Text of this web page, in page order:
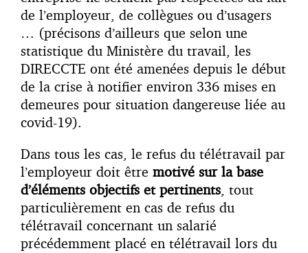
de l’employeur, de collègues ou d’usagers
… (précisons d’ailleurs que selon une
statistique du Ministère du travail, les
DIRECCTE ont été amenées depuis le début
de la crise à notifier environ 336 mises en
demeures pour situation dangereuse liée au
covid-19).
Dans tous les cas, le refus du télétravail par
l’employeur doit être motivé sur la base
d’éléments objectifs et pertinents, tout
particulièrement en cas de refus du
télétravail concernant un salarié
précédemment placé en télétravail lors du